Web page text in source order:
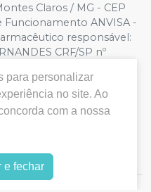
Claros / MG - CEP
ANVISA -
responsável:
CRF/SP nº
e condições da loja
Em caso de
o valor válido é o do
por atacado, por
para personalizar
no site. Ao
com a nossa
e fechar